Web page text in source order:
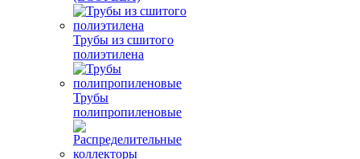
Трубы из сшитого
полиэтилена
Трубы
полипропиленовые